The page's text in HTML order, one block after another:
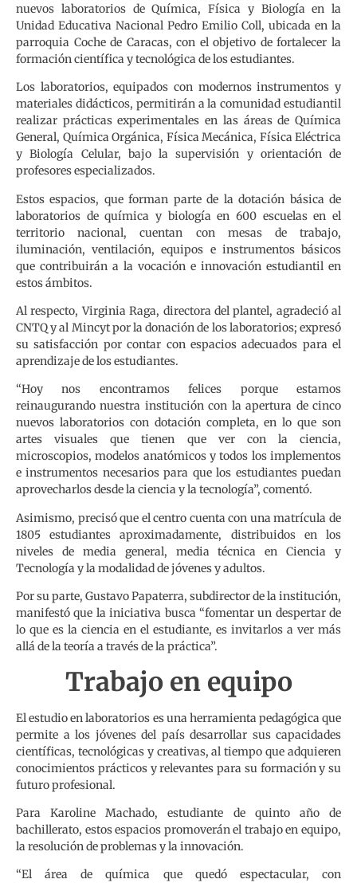
nuevos laboratorios de Química, Física y Biología en la
Unidad Educativa Nacional Pedro Emilio Coll, ubicada en la
parroquia Coche de Caracas, con el objetivo de fortalecer la
formación científica y tecnológica de los estudiantes.
Los laboratorios, equipados con modernos instrumentos y
materiales didácticos, permitirán a la comunidad estudiantil
realizar prácticas experimentales en las áreas de Química
General, Química Orgánica, Física Mecánica, Física Eléctrica
y Biología Celular, bajo la supervisión y orientación de
profesores especializados.
Estos espacios, que forman parte de la dotación básica de
laboratorios de química y biología en 600 escuelas en el
territorio nacional, cuentan con mesas de trabajo,
iluminación, ventilación, equipos e instrumentos básicos
que contribuirán a la vocación e innovación estudiantil en
estos ámbitos.
Al respecto, Virginia Raga, directora del plantel, agradeció al
CNTQ y al Mincyt por la donación de los laboratorios; expresó
su satisfacción por contar con espacios adecuados para el
aprendizaje de los estudiantes.
“Hoy nos encontramos felices porque estamos
reinaugurando nuestra institución con la apertura de cinco
nuevos laboratorios con dotación completa, en lo que son
artes visuales que tienen que ver con la ciencia,
microscopios, modelos anatómicos y todos los implementos
e instrumentos necesarios para que los estudiantes puedan
aprovecharlos desde la ciencia y la tecnología”, comentó.
Asimismo, precisó que el centro cuenta con una matrícula de
1805 estudiantes aproximadamente, distribuidos en los
niveles de media general, media técnica en Ciencia y
Tecnología y la modalidad de jóvenes y adultos.
Por su parte, Gustavo Papaterra, subdirector de la institución,
manifestó que la iniciativa busca “fomentar un despertar de
lo que es la ciencia en el estudiante, es invitarlos a ver más
allá de la teoría a través de la práctica”.
Trabajo en equipo
El estudio en laboratorios es una herramienta pedagógica que
permite a los jóvenes del país desarrollar sus capacidades
científicas, tecnológicas y creativas, al tiempo que adquieren
conocimientos prácticos y relevantes para su formación y su
futuro profesional.
Para Karoline Machado, estudiante de quinto año de
bachillerato, estos espacios promoverán el trabajo en equipo,
la resolución de problemas y la innovación.
“El área de química que quedó espectacular, con